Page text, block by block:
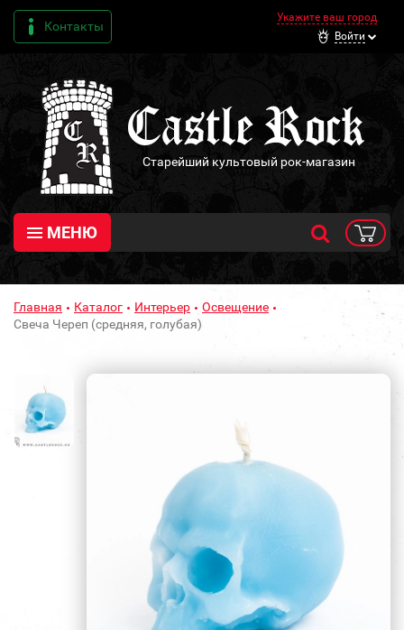
Контакты
Укажите ваш город
Войти
Старейший культовый рок-магазин
МЕНЮ
Главная Каталог Интерьер
Освещение
Свеча Череп (средняя, голубая)